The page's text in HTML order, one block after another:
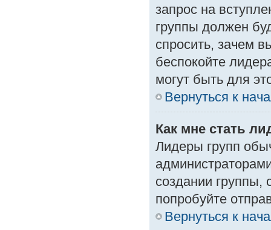
запрос на
группы должен
спросить, зачем
беспокойте
могут быть для
Вернуться к
Как мне стать
Лидеры групп
создании группы,
попробуйте
Вернуться к